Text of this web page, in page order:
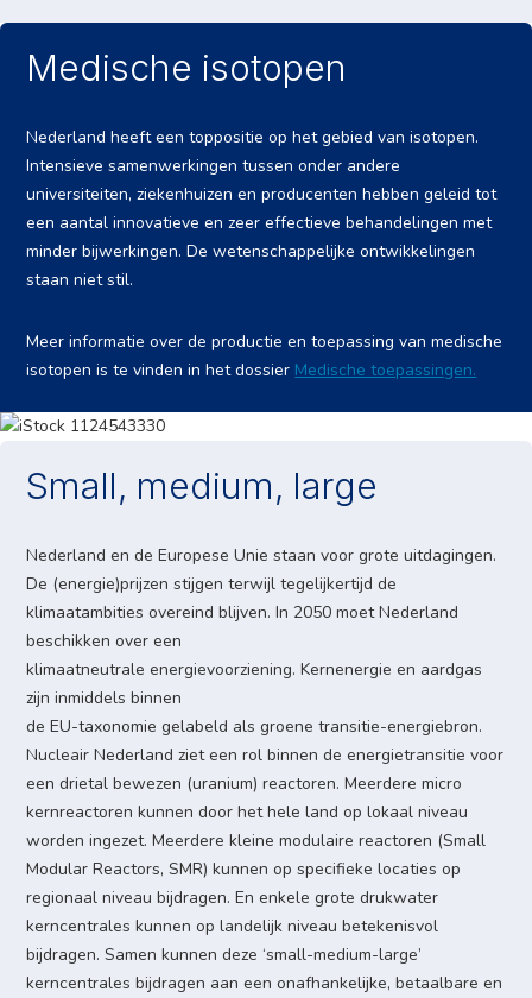
Medische isotopen
Nederland heeft een toppositie op het gebied van isotopen.
Intensieve samenwerkingen tussen onder andere
universiteiten, ziekenhuizen en producenten hebben geleid tot
een aantal innovatieve en zeer effectieve behandelingen met
minder bijwerkingen. De wetenschappelijke ontwikkelingen
staan niet stil.
Meer informatie over de productie en toepassing van medische
isotopen is te vinden in het dossier Medische toepassingen.
Small, medium, large
Nederland en de Europese Unie staan voor grote uitdagingen.
De (energie)prijzen stijgen terwijl tegelijkertijd de
klimaatambities overeind blijven. In 2050 moet Nederland
beschikken over een
klimaatneutrale energievoorziening. Kernenergie en aardgas
zijn inmiddels binnen
de EU-taxonomie gelabeld als groene transitie-energiebron.
Nucleair Nederland ziet een rol binnen de energietransitie voor
een drietal bewezen (uranium) reactoren. Meerdere micro
kernreactoren kunnen door het hele land op lokaal niveau
worden ingezet. Meerdere kleine modulaire reactoren (Small
Modular Reactors, SMR) kunnen op specifieke locaties op
regionaal niveau bijdragen. En enkele grote drukwater
kerncentrales kunnen op landelijk niveau betekenisvol
bijdragen. Samen kunnen deze ‘small-medium-large’
kerncentrales bijdragen aan een onafhankelijke, betaalbare en